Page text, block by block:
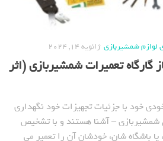
شمشیربازی ژانویه 14, 2024
گارگاه تعمیرات شمشیربازی (اثر
خود با جزئیات تجهیزات خود نگهداری
– آشنا هستند و با تشخیص
باشگاه شان، خودشان آن را تعمیر می